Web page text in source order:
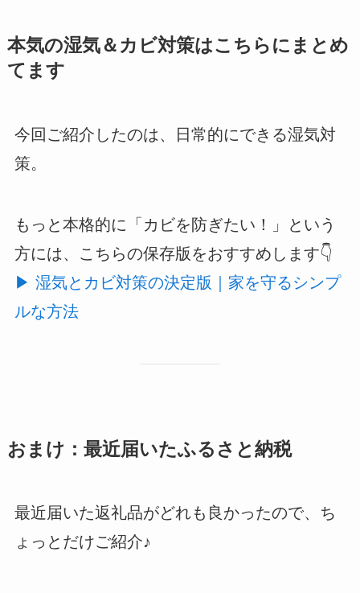
本気の湿気＆カビ対策はこちらにまとめ
てます
今回ご紹介したのは、日常的にできる湿気対
策。
もっと本格的に「カビを防ぎたい！」という
方には、こちらの保存版をおすすめします👇
▶︎ 湿気とカビ対策の決定版｜家を守るシンプ
ルな方法
おまけ：最近届いたふるさと納税
最近届いた返礼品がどれも良かったので、ち
ょっとだけご紹介♪